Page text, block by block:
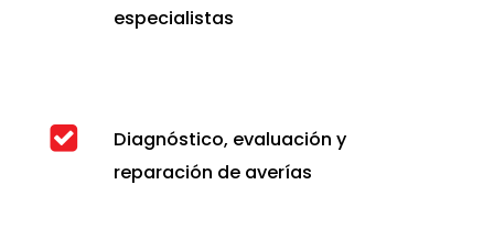
especialistas
Diagnóstico, evaluación y
reparación de averías